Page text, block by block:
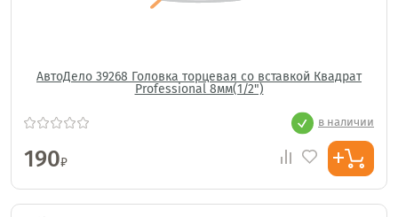
АвтоДело 39268 Головка торцевая со вставкой Квадрат
Professional 8мм(1/2")
в наличии
190₽